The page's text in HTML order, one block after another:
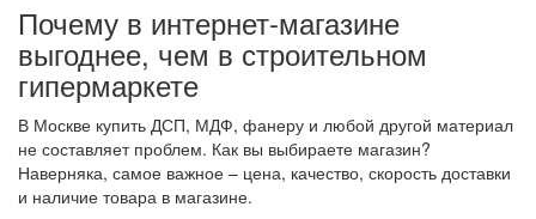
Почему в интернет-магазине
выгоднее, чем в строительном
гипермаркете
В Москве купить ДСП, МДФ, фанеру и любой другой материал
не составляет проблем. Как вы выбираете магазин?
Наверняка, самое важное – цена, качество, скорость доставки
и наличие товара в магазине.